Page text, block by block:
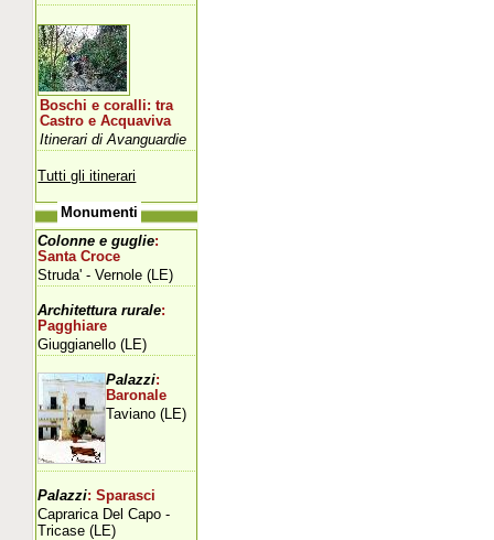
Boschi e coralli: tra
Castro e Acquaviva
Itinerari di Avanguardie
Tutti gli itinerari
Monumenti
Colonne e guglie:
Santa Croce
Struda' - Vernole (LE)
Architettura rurale:
Pagghiare
Giuggianello (LE)
Palazzi:
Baronale
Taviano (LE)
Palazzi: Sparasci
Caprarica Del Capo -
Tricase (LE)